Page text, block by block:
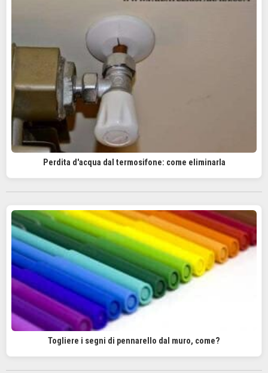
Perdita d'acqua dal termosifone: come eliminarla
Togliere i segni di pennarello dal muro, come?